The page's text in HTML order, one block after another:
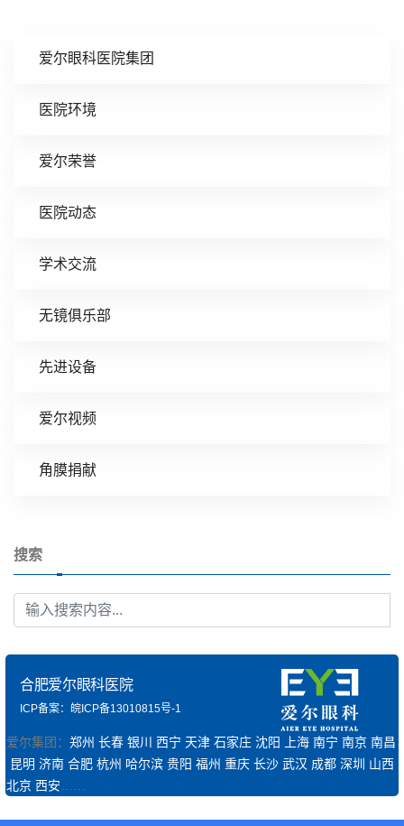
爱尔眼科医院集团
医院环境
爱尔荣誉
医院动态
学术交流
无镜俱乐部
先进设备
爱尔视频
角膜捐献
搜索
合肥爱尔眼科医院
ICP备案：皖ICP备13010815号-1
爱尔集团： 郑州 长春 银川 西宁 天津 石家庄 沈阳 上海 南宁 南京 南昌
昆明 济南 合肥 杭州 哈尔滨 贵阳 福州 重庆 长沙 武汉 成都 深圳 山西
北京 西安